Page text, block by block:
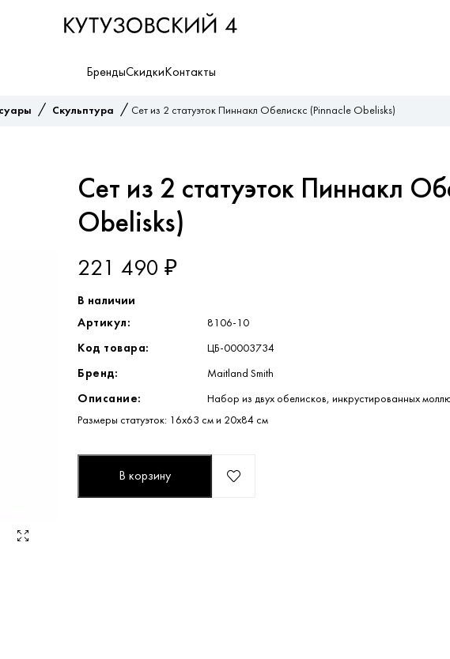
БрендыСкидки Контакты
/ Скульптура / Сет из 2 статуэток Пиннакл Обелискс (Pinnacle Obelisks)
Сет из 2 статуэток Пиннакл
Obelisks)
221 490 ₽
В наличии
Артикул:
8106-10
Код товара: ЦБ-00003734
Бренд: Maitland Smith
Описание: Набор из двух обелисков, инкрустированных
Размеры статуэток: 16х63 см и 20х84 см
В корзину